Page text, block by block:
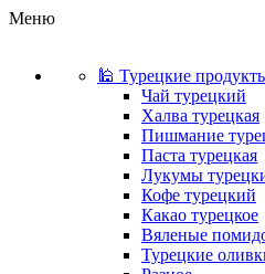
Меню
🕌 Турецкие
Чай турецкий
Халва турецкая
Пишмание
Паста турецкая
Лукумы
Кофе турецкий
Какао турецкое
Вяленые
Турецкие